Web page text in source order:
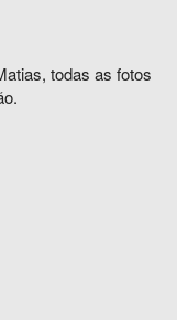
todas as fotos